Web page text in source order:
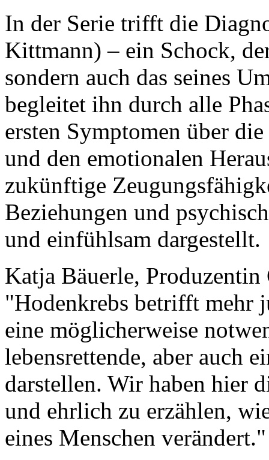
In der Serie trifft die
Kittmann) – ein Schock,
sondern auch das seines
begleitet ihn durch alle
ersten Symptomen über
und den emotionalen
zukünftige
Beziehungen und
und einfühlsam dargestellt.
Katja Bäuerle,
"Hodenkrebs betrifft mehr
eine möglicherweise
lebensrettende, aber auch
darstellen. Wir haben hier
und ehrlich zu erzählen,
eines Menschen verändert."